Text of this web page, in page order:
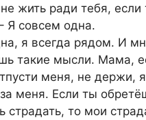
жить ради тебя,
Я совсем одна.
я всегда рядом. И
такие мысли. Мама,
меня, не держи, я
меня. Если ты
страдать, то мои